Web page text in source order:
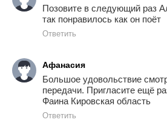
Позовите в следующий раз
так понравилось как он поёт
Ответить
Афанасия
Большое удовольствие
передачи. Пригласите ещё
Фаина Кировская область
Ответить